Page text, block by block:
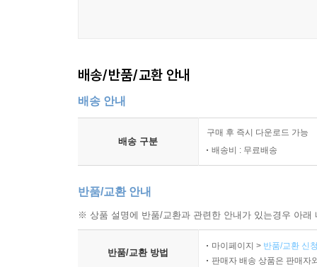
배송/반품/교환 안내
배송 안내
배송 구분
구매 후 즉시 다운로드 가능
배송비 : 무료배송
반품/교환 안내
※ 상품 설명에 반품/교환과 관련한 안내가 있는경우 아
반품/교환 방법
마이페이지 > 반품/교환 신
판매자 배송 상품은 판매자